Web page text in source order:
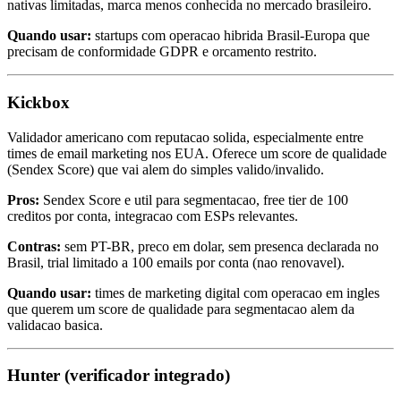
nativas limitadas, marca menos conhecida no mercado brasileiro.
Quando usar: startups com operacao hibrida Brasil-Europa que
precisam de conformidade GDPR e orcamento restrito.
Kickbox
Validador americano com reputacao solida, especialmente entre
times de email marketing nos EUA. Oferece um score de qualidade
(Sendex Score) que vai alem do simples valido/invalido.
Pros: Sendex Score e util para segmentacao, free tier de 100
creditos por conta, integracao com ESPs relevantes.
Contras: sem PT-BR, preco em dolar, sem presenca declarada no
Brasil, trial limitado a 100 emails por conta (nao renovavel).
Quando usar: times de marketing digital com operacao em ingles
que querem um score de qualidade para segmentacao alem da
validacao basica.
Hunter (verificador integrado)